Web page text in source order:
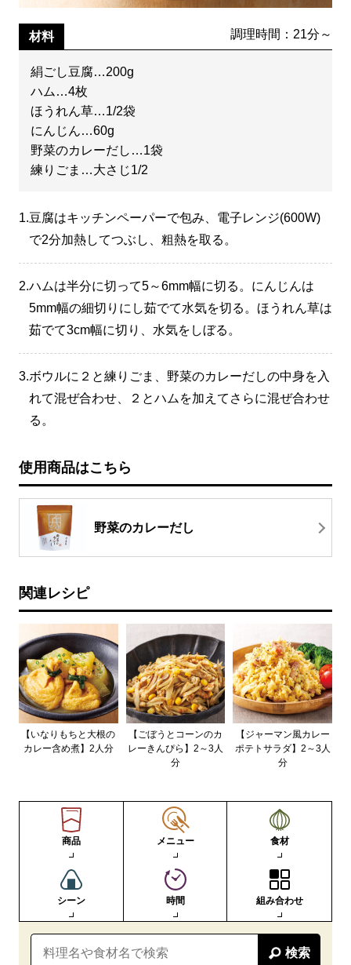
材料 調理時間：21分～
絹ごし豆腐…200g
ハム…4枚
ほうれん草…1/2袋
にんじん…60g
野菜のカレーだし…1袋
練りごま…大さじ1/2
1.豆腐はキッチンペーパーで包み、電子レンジ(600W)
で2分加熱してつぶし、粗熱を取る。
2.ハムは半分に切って5～6mm幅に切る。にんじんは
5mm幅の細切りにし茹でて水気を切る。ほうれん草は
茹でて3cm幅に切り、水気をしぼる。
3.ボウルに２と練りごま、野菜のカレーだしの中身を入
れて混ぜ合わせ、２とハムを加えてさらに混ぜ合わせ
る。
使用商品はこちら
野菜のカレーだし
関連レシピ
【いなりもちと大根の
カレー含め煮】2人分
【ごぼうとコーンのカ
レーきんぴら】2～3人
分
【ジャーマン風カレー
ポテトサラダ】2～3人
分
商品 メニュー 食材
シーン 時間 組み合わせ
検索